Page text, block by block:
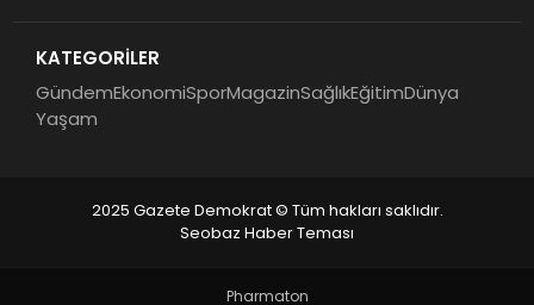
KATEGORİLER
GündemEkonomiSporMagazinSağlıkEğitimDünya
Yaşam
2025 Gazete Demokrat © Tüm hakları saklıdır.
Seobaz Haber Teması
Pharmaton